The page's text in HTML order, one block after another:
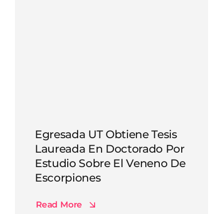
Egresada UT Obtiene Tesis
Laureada En Doctorado Por
Estudio Sobre El Veneno De
Escorpiones
Read More